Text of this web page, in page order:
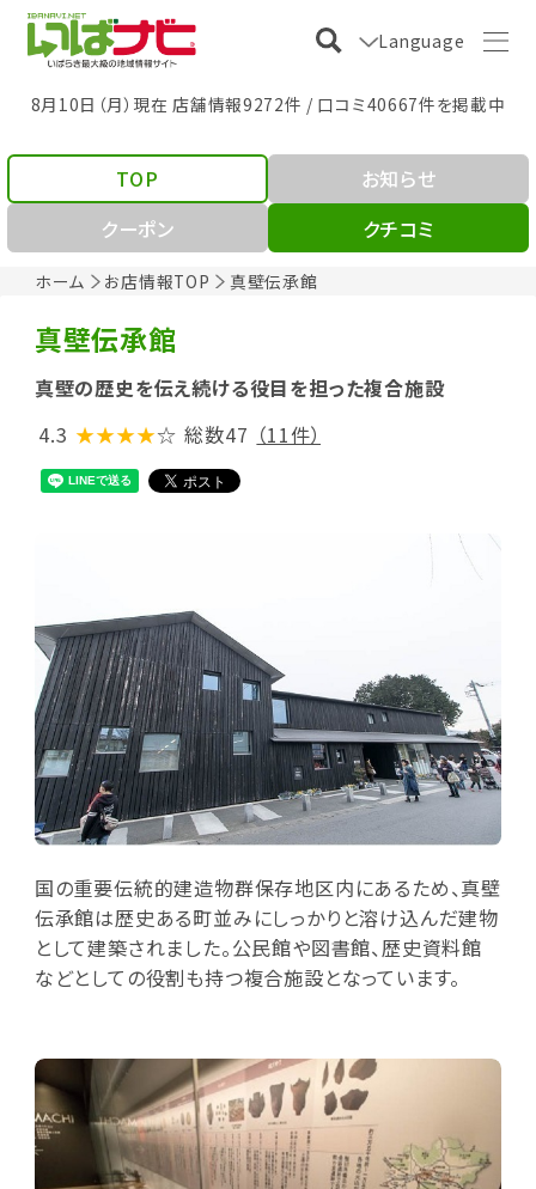
Language
8月10日（月）現在 店舗情報9272件 / 口コミ40667件を掲載中
ホーム お店情報TOP 真壁伝承館
TOP
お知らせ
クーポン
クチコミ
真壁伝承館
真壁の歴史を伝え続ける役目を担った複合施設
4.3 ★★★★☆ 総数47 （11件）
国の重要伝統的建造物群保存地区内にあるため、真壁
伝承館は歴史ある町並みにしっかりと溶け込んだ建物
として建築されました。公民館や図書館、歴史資料館
などとしての役割も持つ複合施設となっています。